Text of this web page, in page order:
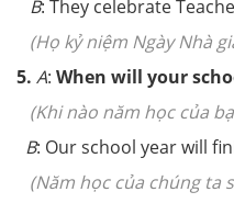
B: They celebrate
(Họ kỷ niệm Ngày Nhà
5. A: When will your
(Khi nào năm học của
B: Our school year will
(Năm học của chúng ta